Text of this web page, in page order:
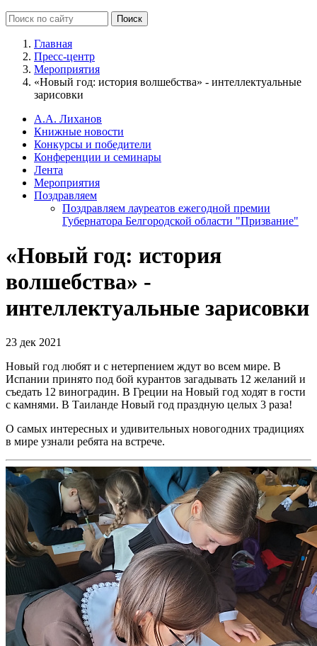
Главная
Пресс-центр
Мероприятия
«Новый год: история волшебства» - интеллектуальные
зарисовки
А.А. Лиханов
Книжные новости
Конкурсы и победители
Конференции и семинары
Лента
Мероприятия
Поздравляем
Поздравляем лауреатов ежегодной премии
Губернатора Белгородской области "Призвание"
«Новый год: история
волшебства» -
интеллектуальные зарисовки
23 дек 2021
Новый год любят и с нетерпением ждут во всем мире. В
Испании принято под бой курантов загадывать 12 желаний и
съедать 12 виноградин. В Греции на Новый год ходят в гости
с камнями. В Таиланде Новый год праздную целых 3 раза!
О самых интересных и удивительных новогодних традициях
в мире узнали ребята на встрече.